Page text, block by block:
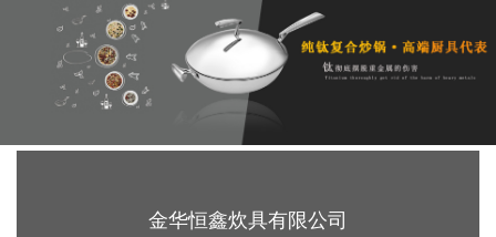
金华恒鑫炊具有限公司